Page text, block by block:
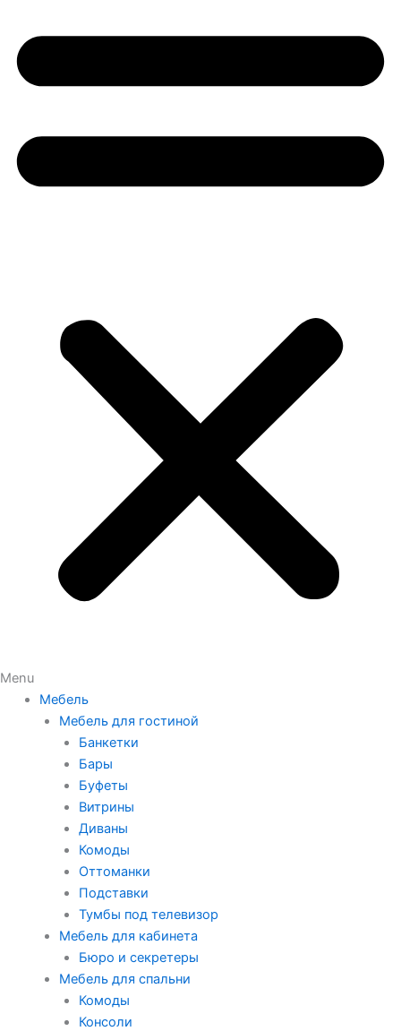
Menu
Мебель
Мебель для гостиной
Банкетки
Бары
Буфеты
Витрины
Диваны
Комоды
Оттоманки
Подставки
Тумбы под телевизор
Мебель для кабинета
Бюро и секретеры
Мебель для спальни
Комоды
Консоли